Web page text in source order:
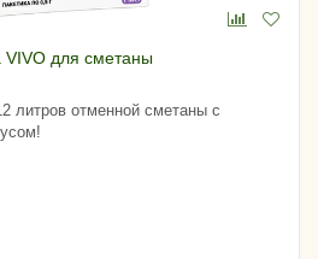
VIVO для сметаны
литров отменной сметаны с